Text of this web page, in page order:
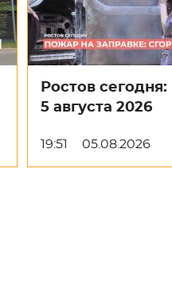
Ростов
5 августа 2026
19:51 05.08.2026